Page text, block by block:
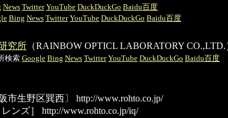
News Twitter YouTube DuckDuckGo Baidu百度
Bing News Twitter YouTube DuckDuckGo Baidu百度
究所 （RAINBOW OPTICL LABORATORY
検索 Google Bing News Twitter YouTube DuckDuckGo Baidu百度
市生野区巽西〕
http://www.rohto.co.jp/
ンズ］ http://www.rohto.co.jp/iq/